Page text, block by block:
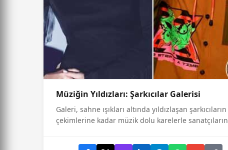
Müziğin Yıldızları: Şarkıcılar Galerisi
Galeri, sahne ışıkları altında yıldızlaşan
çekimlerine kadar müzik dolu karelerle